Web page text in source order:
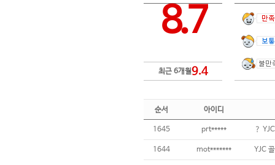
8.7
최근 6개월9.4
순서 아이디
1645 prt*****
1644 mot******* YJC